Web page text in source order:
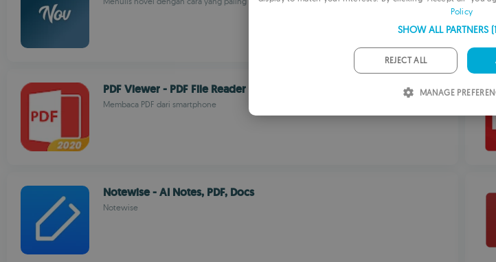
PDF Viewer - PDF File Reader
Membaca PDF dari smartphone
Notewise - AI Notes, PDF, Docs
Notewise
Policy
SHOW ALL PARTNERS
REJECT ALL
MANAGE